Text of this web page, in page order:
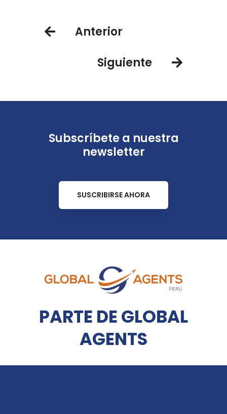
chef mexicana Pati Jinich
Anterior
Siguiente
Subscríbete a nuestra
newsletter
SUSCRIBIRSE AHORA
PARTE DE GLOBAL
AGENTS